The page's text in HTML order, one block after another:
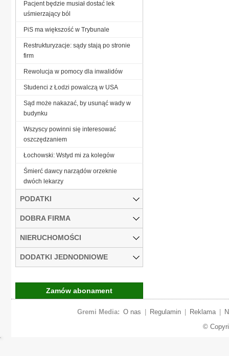
Pacjent będzie musiał dostać lek
uśmierzający ból
PiS ma większość w Trybunale
Restrukturyzacje: sądy stają po stronie
firm
Rewolucja w pomocy dla inwalidów
Studenci z Łodzi powalczą w USA
Sąd może nakazać, by usunąć wady w
budynku
Wszyscy powinni się interesować
oszczędzaniem
Łochowski: Wstyd mi za kolegów
Śmierć dawcy narządów orzeknie
dwóch lekarzy
PODATKI
DOBRA FIRMA
NIERUCHOMOŚCI
DODATKI JEDNODNIOWE
Zamów abonament
Gremi Media: O nas Regulamin Reklama
©